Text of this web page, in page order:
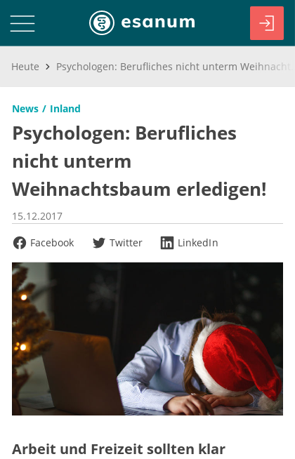
Heute
News Inland
Psychologen: Berufliches
nicht unterm
Weihnachtsbaum erledigen!
15.12.2017
Facebook
Twitter LinkedIn
Arbeit und Freizeit sollten klar